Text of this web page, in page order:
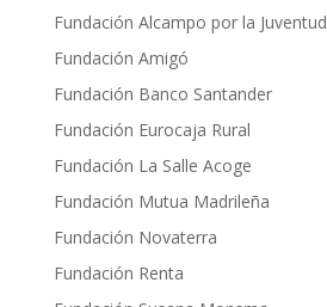
Fundación Alcampo por la Juventud
Fundación Amigó
Fundación Banco Santander
Fundación Eurocaja Rural
Fundación La Salle Acoge
Fundación Mutua Madrileña
Fundación Novaterra
Fundación Renta